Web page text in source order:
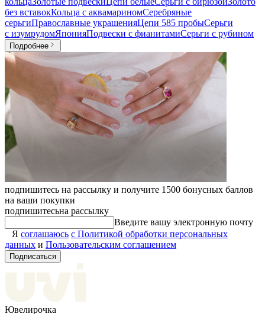
без вставокКольца с аквамариномСеребряные
серьгиПравославные украшенияЦепи 585 пробыСерьги
с изумрудомЯпонияПодвески с фианитамиСерьги с рубином
Подробнее
подпишитесь на рассылку и получите 1500 бонусных баллов
на ваши покупки
подпишитесьна рассылку
Введите вашу электронную почту
Я соглашаюсь с Политикой обработки персональных
данных и Пользовательским соглашением
Подписаться
Ювелирочка